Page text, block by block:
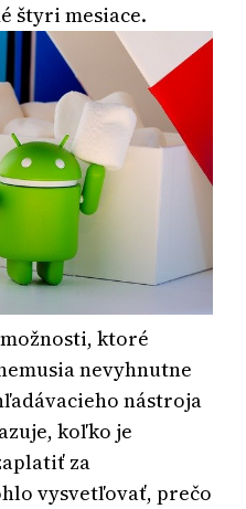
štyri mesiace.
ktoré
nevyhnutne
nástroja
koľko je
za
vysvetľovať, prečo